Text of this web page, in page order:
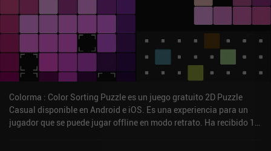
Colorma : Color Sorting Puzzle es un juego gratuito 2D Puzzle
Casual disponible en Android e iOS. Es una experiencia para un
jugador que se puede jugar offline en modo retrato. Ha recibido 1